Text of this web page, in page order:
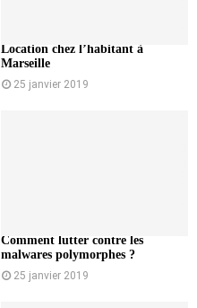
Location chez l’habitant à
Marseille
25 janvier 2019
Comment lutter contre les
malwares polymorphes ?
25 janvier 2019